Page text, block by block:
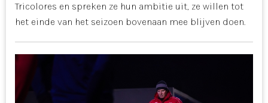
Tricolores en spreken ze hun ambitie uit, ze willen tot
het einde van het seizoen bovenaan mee blijven doen.